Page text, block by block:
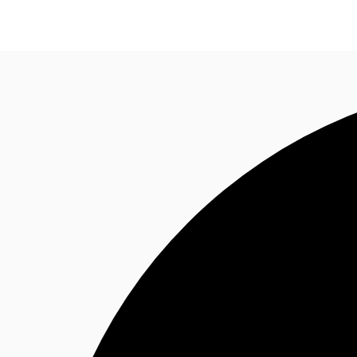
+52 55